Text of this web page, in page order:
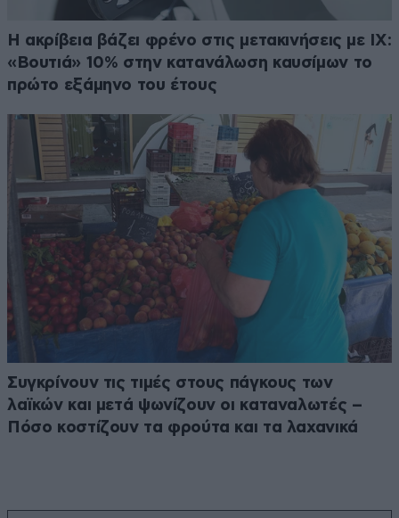
Η ακρίβεια βάζει φρένο στις μετακινήσεις με ΙΧ:
«Βουτιά» 10% στην κατανάλωση καυσίμων το
πρώτο εξάμηνο του έτους
Συγκρίνουν τις τιμές στους πάγκους των
λαϊκών και μετά ψωνίζουν οι καταναλωτές –
Πόσο κοστίζουν τα φρούτα και τα λαχανικά